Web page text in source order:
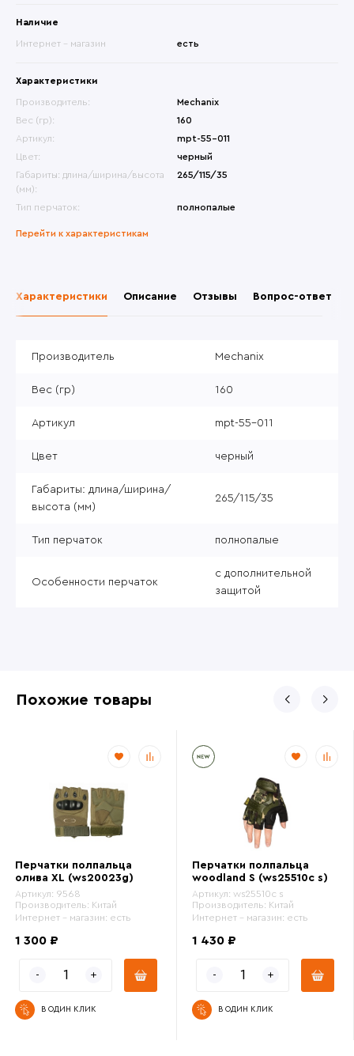
Наличие
Интернет - магазин есть
Характеристики
Производитель:
Mechanix
Вес (гр):
160
Артикул:
mpt-55-011
Цвет:
черный
Габариты: длина/ширина/высота
(мм):
265/115/35
Тип перчаток: полнопалые
Перейти к характеристикам
Характеристики Описание Отзывы Вопрос-ответ
Производитель Mechanix
Вес (гр) 160
Артикул mpt-55-011
Цвет черный
Габариты: длина/ширина/
высота (мм)
265/115/35
Тип перчаток полнопалые
Особенности перчаток
с дополнительной
защитой
Похожие товары
Перчатки полпальца
олива XL (ws20023g)
Артикул: 9568
Производитель: Китай
Интернет - магазин: есть
1 300 ₽
В ОДИН КЛИК
Перчатки полпальца
woodland S (ws25510c s)
Артикул: ws25510c s
Производитель: Китай
Интернет - магазин: есть
1 430 ₽
В ОДИН КЛИК